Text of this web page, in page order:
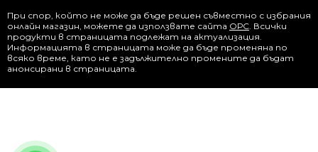
При спор, който не може да бъде решен съвместно с избрания
онлайн магазин, можете да използвате сайта ОРС . Всички
продукти в страницата подлежат на актуализация.
Информацията в страницата може да бъде променяна по
всяко време, като не е задължително промените да бъдат
анонсирани в страницата.